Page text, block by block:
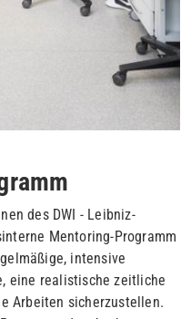
des DWI - Leibniz-
Mentoring-Programm
intensive
eine realistische zeitliche
Arbeiten sicherzustellen.